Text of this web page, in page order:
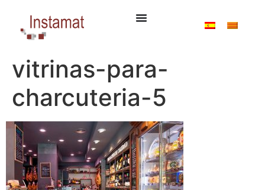
vitrinas-para-
charcuteria-5